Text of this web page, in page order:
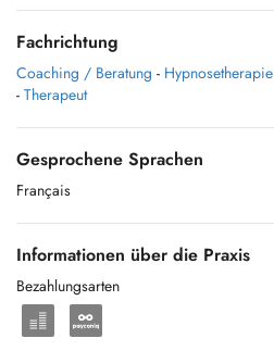
Fachrichtung
Coaching / Beratung - Hypnosetherapie
- Therapeut
Gesprochene Sprachen
Français
Informationen über die Praxis
Bezahlungsarten